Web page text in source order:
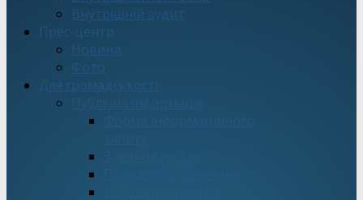
Внутрішній аудит
Прес-центр
Новини
Фото
Для громадськості